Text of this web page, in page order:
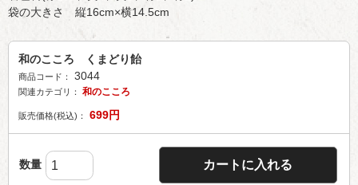
袋の大きさ 縦16cm×横14.5cm
和のこころ くまどり飴
商品コード： 3044
関連カテゴリ： 和のこころ
販売価格(税込)： 699円
数量 カートに入れる